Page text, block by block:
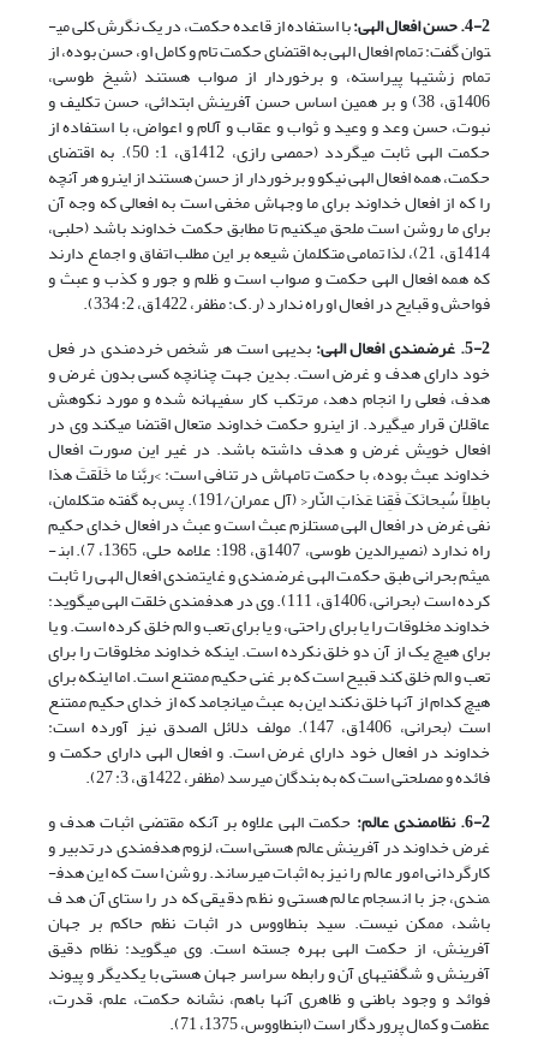
4-2. حسن افعال الهی:
با استفاده از قاعده حکمت، در یک نگرش کلی می­
توان گفت: تمام افعال الهی به اقتضای حکمت تام و کامل او، حسن بوده، از
تمام زشتی­ها پیراسته، و برخوردار از صواب هستند (شیخ طوسی،
1406ق، 38) و بر همین اساس حسن آفرینش ابتدائی، حسن تکلیف و
نبوت، حسن وعد و وعید و ثواب و عقاب و آلام و اعواض، با استفاده از
حکمت الهی ثابت می­گردد (حمصی رازی، 1412ق، 1: 50). به اقتضای
حکمت، همه افعال الهی نیکو و برخوردار از حسن هستند از این­رو هر آنچه
را که از افعال خداوند برای ما وجه­اش مخفی است به افعالی که وجه آن
برای ما روشن است ملحق می­کنیم تا مطابق حکمت خداوند باشد (حلبی،
1414ق، 21)، لذا تمامی متکلمان شیعه بر این مطلب اتفاق و اجماع دارند
که همه افعال الهی حکمت و صواب است و ظلم و جور و کذب و عبث و
فواحش و قبایح در افعال او راه ندارد (ر.ک: مظفر، 1422ق، 2: 334).
5-2. غرض­مندی افعال الهی:
بدیهی است هر شخص خردمندی در فعل
خود دارای هدف و غرض است. بدین جهت چنانچه کسی بدون غرض و
هدف، فعلی را انجام دهد، مرتکب کار سفیهانه شده و مورد نکوهش
عاقلان قرار می­­گیرد. از این­رو حکمت خداوند متعال اقتضا می­کند وی در
افعال خویش غرض و هدف داشته باشد. در غیر این صورت افعال
خداوند عبث بوده، با حکمت تامه­اش در تنافی است: >ربَّنا ما خَلَقتَ هذا
باطِلاً سُبحانَکَ فَقِنا عَذابَ النّار< (آل عمران/191). پس به گفته متکلمان،
نفی غرض در افعال الهی مستلزم عبث است و عبث در افعال خدای حکیم
راه ندارد (نصیرالدین طوسی، 1407ق، 198؛ علامه حلی، 1365، 7). ابن­
میثم بحرانی طبق حکمت الهی غرض­مندی و غایت­مندی افعال الهی را ثابت
کرده است (بحرانی، 1406ق، 111). وی در هدف­مندی خلقت الهی می­گوید:
خداوند مخلوقات را یا برای راحتی، و یا برای تعب و الم خلق کرده است. و یا
برای هیچ یک از آن دو خلق نکرده است. اینکه خداوند مخلوقات را برای
تعب و الم خلق کند قبیح است که بر غنی حکیم ممتنع است. اما اینکه برای
هیچ کدام از آن­ها خلق نکند این به عبث می­انجامد که از خدای حکیم ممتنع
است (بحرانی، 1406ق، 147). مولف دلائل الصدق نیز آورده است:
خداوند در افعال خود دارای غرض است. و افعال الهی دارای حکمت و
فائده و مصلحتی است که به بندگان می­رسد (مظفر، 1422ق، 3: 27).
6-2. نظام­مندی عالم:
حکمت الهی علاوه بر آنکه مقتضی اثبات هدف و
غرض خداوند در آفرینش عالم هستی است، لزوم هدف­مندی در تدبیر و
کارگردانی امور عالم را نیز به اثبات می­رساند. روشن است که این هدف­
مندی، جز با انسجام عالم هستی و نظم دقیقی که در راستای آن هدف
باشد، ممکن نیست. سید بن­طاووس در اثبات نظم حاکم بر جهان
آفرینش، از حکمت الهی بهره جسته است. وی می­گوید: نظام دقیق
آفرینش و شگفتی­های آن و رابطه سراسر جهان هستی با یکدیگر و پیوند
فوائد و وجود­ باطنی و ظاهری آن­ها باهم، نشانه حکمت، علم، قدرت،
عظمت و کمال پروردگار است (ابن­طاووس، 1375، 71).